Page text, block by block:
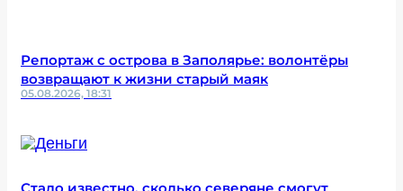
Репортаж с острова в Заполярье: волонтёры
возвращают к жизни старый маяк
05.08.2026, 18:31
Стало известно, сколько северяне смогут